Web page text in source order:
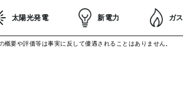
太陽光発電 新電力 ガス
要や評価等は事実に反して優遇されることはありません。